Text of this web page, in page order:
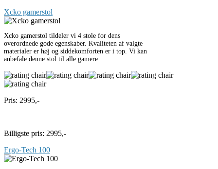
Xcko gamerstol
Xcko gamerstol tildeler vi 4 stole for dens
overordnede gode egenskaber. Kvaliteten af valgte
materialer er høj og siddekomforten er i top. Vi kan
anbefale denne stol til alle gamere
Pris: 2995,-
Billigste pris: 2995,-
Ergo-Tech 100